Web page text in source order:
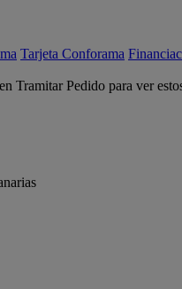
Tarjeta Conforama
Tramitar Pedido para ver